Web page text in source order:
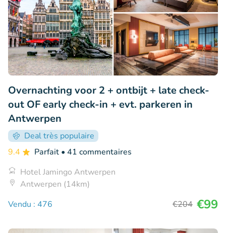
Overnachting voor 2 + ontbijt + late check-
out OF early check-in + evt. parkeren in
Antwerpen
Deal très populaire
9.4
Parfait • 41 commentaires
Hotel Jamingo Antwerpen
Antwerpen (14km)
Vendu : 476
€204 €99